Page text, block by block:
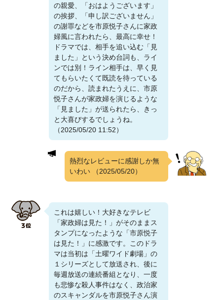
の親愛、「おはようございます」
の挨拶、「申し訳ございません」
の謝罪などを市原悦子さんに家政
婦風に言われたら、最高に幸せ！
ドラマでは、相手を追い込む「見
ました」という決め台詞も、ライ
ンでは別！ライン相手は、早く見
てもらいたくて既読を待っている
のだから、読まれたうえに、市原
悦子さんが家政婦を演じるような
「見ました」が送られたら、きっ
と大喜びするでしょうね。
（2025/05/20 11:52）
熱烈なレビューに感謝しか無
いわい （2025/05/20）
これは嬉しい！大好きなテレビ
「家政婦は見た！」がそのままス
タンプになったような「市原悦子
は見た！」に感激です。このドラ
マは当初は「土曜ワイド劇場」の
１シリーズとして放送され、後に
毎週放送の連続番組となり、一度
も悲惨な殺人事件はなく、政治家
のスキャンダルを市原悦子さん演